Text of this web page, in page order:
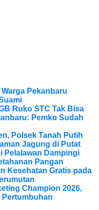
Pekanbaru
Ruko STC Tak Bisa
Pemko Sudah
Polsek Tanah Putih
Jagung di Putat
Pelalawan Dampingi
Pangan
Kesehatan Gratis pada
Champion 2026,
Pertumbuhan